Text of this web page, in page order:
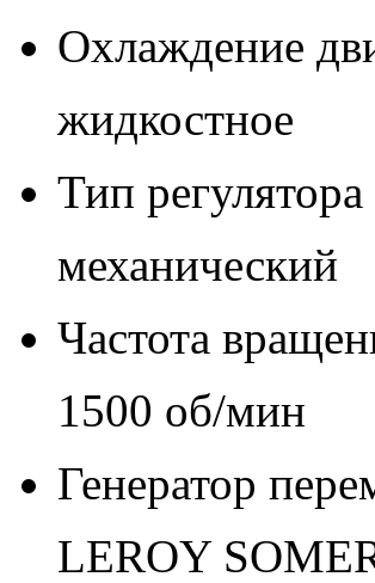
Охлаждение
жидкостное
Тип
механический
Частота
1500 об/мин
Генератор
LEROY